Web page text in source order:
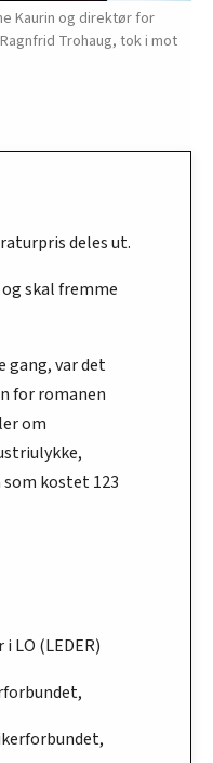
Kaurin og direktør for
Trohaug, tok i mot
deles ut.
skal fremme
gang, var det
for romanen
om
kostet 123
LO (LEDER)